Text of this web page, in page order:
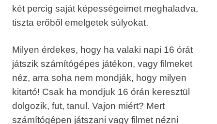
két percig saját képességeimet meghaladva,
tiszta erőből emelgetek súlyokat.
Milyen érdekes, hogy ha valaki napi 16 órát
játszik számítógépes játékon, vagy filmeket
néz, arra soha nem mondják, hogy milyen
kitartó! Csak ha mondjuk 16 órán keresztül
dolgozik, fut, tanul. Vajon miért? Mert
számítógépen játszani vagy filmet nézni